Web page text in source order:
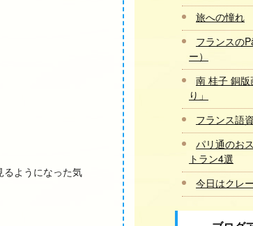
るようになった気
旅への憧れ
フランスの
ー）
南 桂子 銅版
り」
フランス語
パリ通のお
トラン4選
今日はクレ